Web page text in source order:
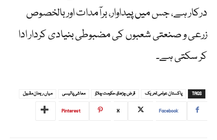
درکار ہے، جس میں پیداوار، برآمدات اور بالخصوص
زرعی و صنعتی شعبوں کی مضبوطی بنیادی کردار ادا
کر سکتی ہے۔
TAGS پاکستان عوامی تحریک قرض چڑھاؤ، حکومت چلاؤ معاشی پالیسی میاں ریحان مقبول
Facebook
X
Pinterest